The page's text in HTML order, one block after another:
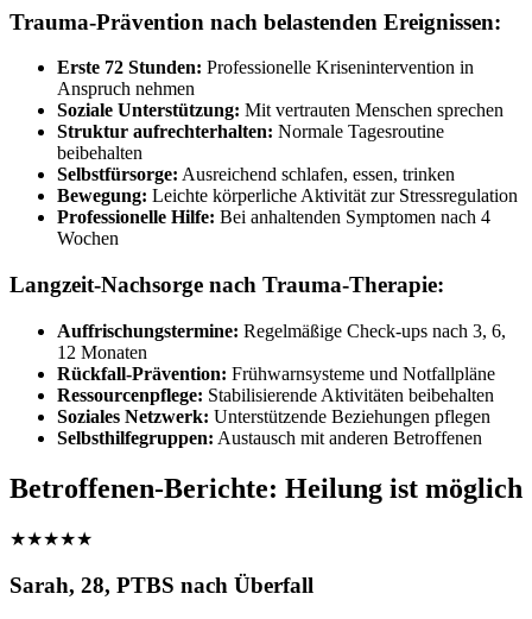
Trauma-Prävention nach belastenden Ereignissen:
Erste 72 Stunden: Professionelle Krisenintervention in
Anspruch nehmen
Soziale Unterstützung: Mit vertrauten Menschen sprechen
Struktur aufrechterhalten: Normale Tagesroutine
beibehalten
Selbstfürsorge: Ausreichend schlafen, essen, trinken
Bewegung: Leichte körperliche Aktivität zur Stressregulation
Professionelle Hilfe: Bei anhaltenden Symptomen nach 4
Wochen
Langzeit-Nachsorge nach Trauma-Therapie:
Auffrischungstermine: Regelmäßige Check-ups nach 3, 6,
12 Monaten
Rückfall-Prävention: Frühwarnsysteme und Notfallpläne
Ressourcenpflege: Stabilisierende Aktivitäten beibehalten
Soziales Netzwerk: Unterstützende Beziehungen pflegen
Selbsthilfegruppen: Austausch mit anderen Betroffenen
Betroffenen-Berichte: Heilung ist möglich
★★★★★
Sarah, 28, PTBS nach Überfall